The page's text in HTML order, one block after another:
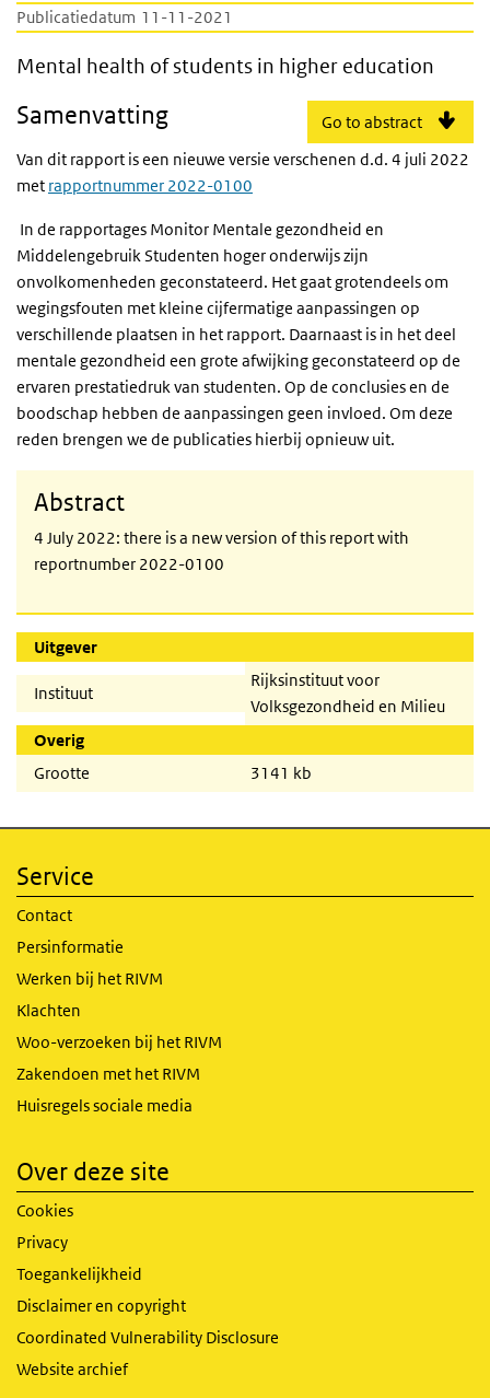
Publicatiedatum 11-11-2021
Mental health of students in higher
Mental health of students in higher education
Go to abstract
Samenvatting
Van dit rapport is een nieuwe versie verschenen d.d. 4 juli 2022
met rapportnummer 2022-0100
In de rapportages Monitor Mentale gezondheid en
Middelengebruik Studenten hoger onderwijs zijn
onvolkomenheden geconstateerd. Het gaat grotendeels om
wegingsfouten met kleine cijfermatige aanpassingen op
verschillende plaatsen in het rapport. Daarnaast is in het deel
mentale gezondheid een grote afwijking geconstateerd op de
ervaren prestatiedruk van studenten. Op de conclusies en de
boodschap hebben de aanpassingen geen invloed. Om deze
reden brengen we de publicaties hierbij opnieuw uit.
Abstract
4 July 2022: there is a new version of this report with
reportnumber 2022-0100
Uitgever
Instituut
Rijksinstituut voor
Volksgezondheid en Milieu
Overig
Grootte
3141 kb
Service
Contact
Persinformatie
Werken bij het RIVM
Klachten
Woo-verzoeken bij het RIVM
Zakendoen met het RIVM
Huisregels sociale media
Over deze site
Cookies
Privacy
Toegankelijkheid
Disclaimer en copyright
Coordinated Vulnerability Disclosure
Website archief